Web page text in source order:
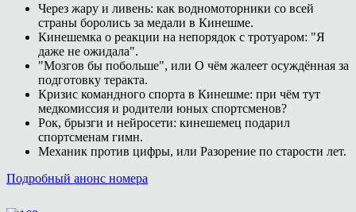
Через жару и ливень: как водномоторники со всей
страны боролись за медали в Кинешме.
Кинешемка о реакции на непорядок с тротуаром: "Я
даже не ожидала".
"Мозгов бы побольше", или О чём жалеет осуждённая за
подготовку теракта.
Кризис командного спорта в Кинешме: при чём тут
медкомиссия и родители юных спортсменов?
Рок, брызги и нейросети: кинешемец подарил
спортсменам гимн.
Механик против цифры, или Разорение по старости лет.
Подробный анонс номера